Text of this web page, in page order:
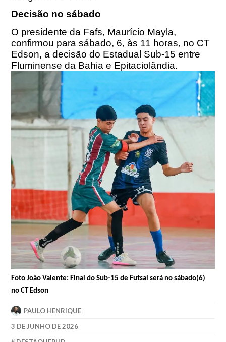
Decisão no sábado
O presidente da Fafs, Maurício Mayla,
confirmou para sábado, 6, às 11 horas, no CT
Edson, a decisão do Estadual Sub-15 entre
Fluminense da Bahia e Epitaciolândia.
Foto João Valente: Final do Sub-15 de Futsal será no sábado(6)
no CT Edson
PAULO HENRIQUE
3 DE JUNHO DE 2026